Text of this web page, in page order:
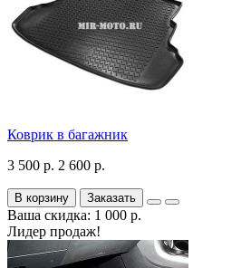
Коврик в багажник
3 500 р. 2 600 р.
В корзину Заказать
Ваша скидка: 1 000 р.
Лидер продаж!